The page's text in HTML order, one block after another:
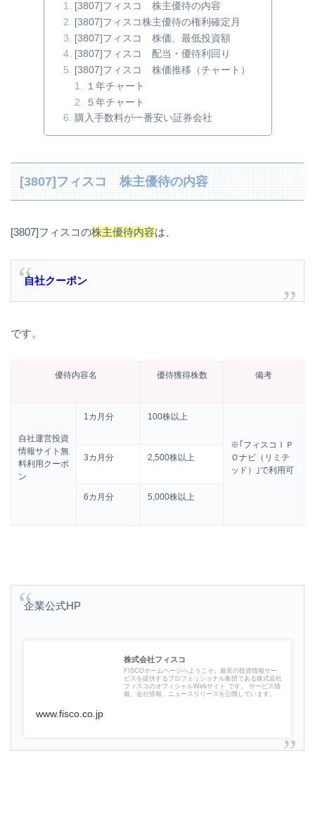
[3807]フィスコ 株主優待の内容
[3807]フィスコ株主優待の権利確定月
[3807]フィスコ 株価、最低投資額
[3807]フィスコ 配当・優待利回り
[3807]フィスコ 株価推移（チャート）
１年チャート
５年チャート
購入手数料が一番安い証券会社
[3807]フィスコ 株主優待の内容
[3807]フィスコの株主優待内容は、
自社クーポン
です。
優待内容名 優待獲得株数 備考
自社運営投資
情報サイト無
料利用クーポ
ン
1カ月分 100株以上
※｢フィスコＩＰ
Ｏナビ（リミテ
ッド）｣で利用可
3カ月分 2,500株以上
6カ月分 5,000株以上
企業公式HP
株式会社フィスコ
FISCOホームページへようこそ。最良の投資情報サー
ビスを提供するプロフェッショナル集団である株式会社
フィスコのオフィシャルWebサイト です。 サービス情
報、会社情報、ニュースリリースを公開しています。
www.fisco.co.jp